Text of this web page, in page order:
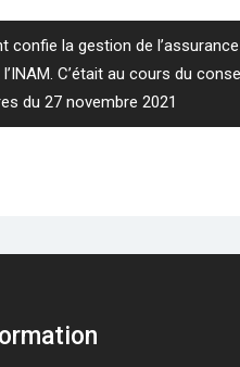
confie la gestion de l’assurance
C’était au cours du
du 27 novembre 2021